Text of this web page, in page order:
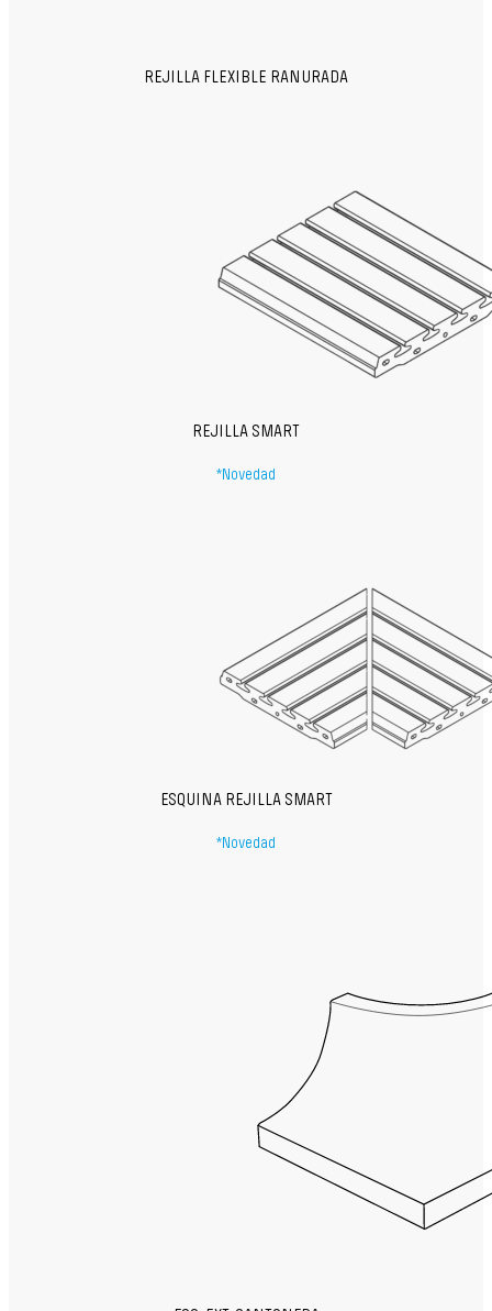
REJILLA FLEXIBLE RANURADA
REJILLA SMART
*Novedad
ESQUINA REJILLA SMART
*Novedad